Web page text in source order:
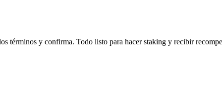
términos y confirma. Todo listo para hacer staking y recibir